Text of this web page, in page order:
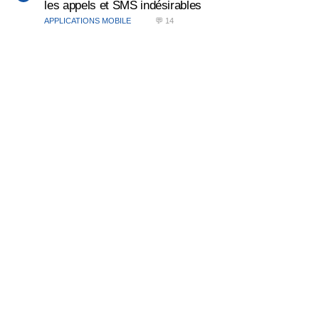
les appels et SMS indésirables
APPLICATIONS MOBILE 💬 14